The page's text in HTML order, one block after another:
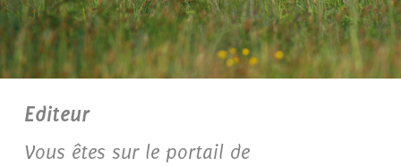
Editeur
Vous êtes sur le portail de